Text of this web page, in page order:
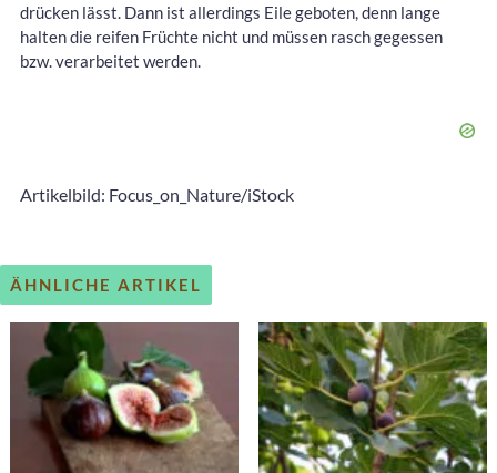
drücken lässt. Dann ist allerdings Eile geboten, denn lange
halten die reifen Früchte nicht und müssen rasch gegessen
bzw. verarbeitet werden.
Artikelbild: Focus_on_Nature/iStock
ÄHNLICHE ARTIKEL